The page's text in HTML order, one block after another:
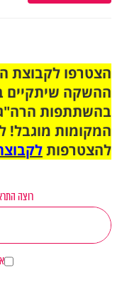
ההשקה שיתקיים
בהשתתפות
המקומות מוגבל!
להצטרפות
רוצה